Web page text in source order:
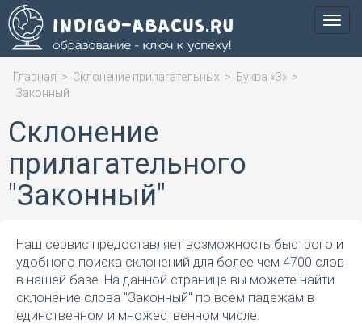
Меню
Главная > Склонение прилагательных > Буква «З» >
Законный
Склонение
прилагательного
"Законный"
Наш сервис предоставляет возможность быстрого и
удобного поиска склонений для более чем 4700 слов
в нашей базе. На данной странице вы можете найти
склонение слова "Законный" по всем падежам в
единственном и множественном числе.